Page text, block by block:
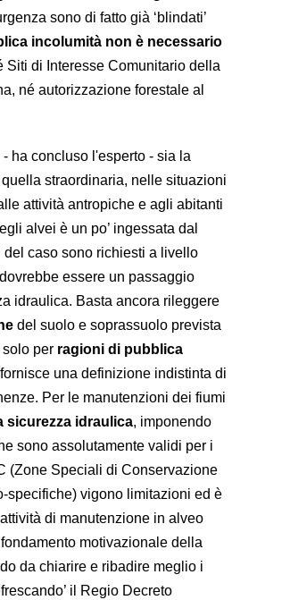
sono di fatto già ‘blindati’
incolumità non è necessario
Siti di Interesse Comunitario della
né autorizzazione forestale al
ha concluso l'esperto - sia la
straordinaria, nelle situazioni
attività antropiche e agli abitanti
alvei è un po’ ingessata dal
caso sono richiesti a livello
essere un passaggio
idraulica. Basta ancora rileggere
del suolo e soprassuolo prevista
per ragioni di pubblica
una definizione indistinta di
Per le manutenzioni dei fiumi
sicurezza idraulica, imponendo
sono assolutamente validi per i
(Zone Speciali di Conservazione
specifiche) vigono limitazioni ed è
di manutenzione in alveo
motivazionale della
da chiarire e ribadire meglio i
il Regio Decreto